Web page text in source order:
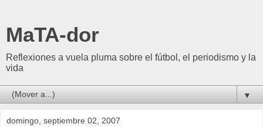
MaTA-dor
Reflexiones a vuela pluma sobre el fútbol, el periodismo y la
vida
▼
domingo, septiembre 02, 2007